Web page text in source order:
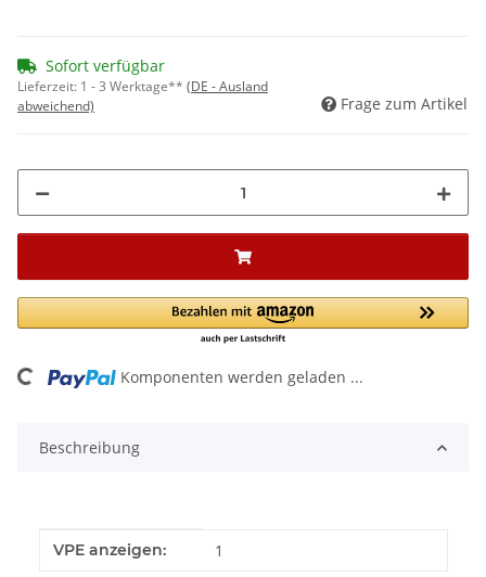
Sofort verfügbar
Lieferzeit: 1 - 3 Werktage** (DE - Ausland
abweichend)
Frage zum Artikel
Komponenten werden geladen ...
Beschreibung
Produkteigenschaft
Wert
VPE anzeigen: 1